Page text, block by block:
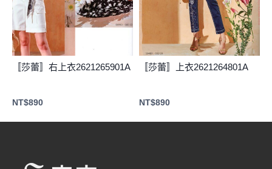
〚莎蕾〛右上衣2621265901A
NT$890
〚莎蕾〛上衣2621264801A
NT$890